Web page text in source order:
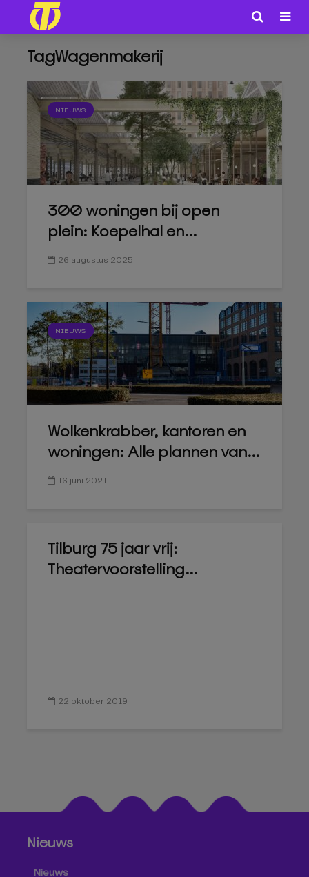
TagWagenmakerij
NIEUWS
300 woningen bij open
plein: Koepelhal en...
26 augustus 2025
NIEUWS
Wolkenkrabber, kantoren en
woningen: Alle plannen van...
16 juni 2021
Tilburg 75 jaar vrij:
Theatervoorstelling...
22 oktober 2019
Nieuws
Nieuws